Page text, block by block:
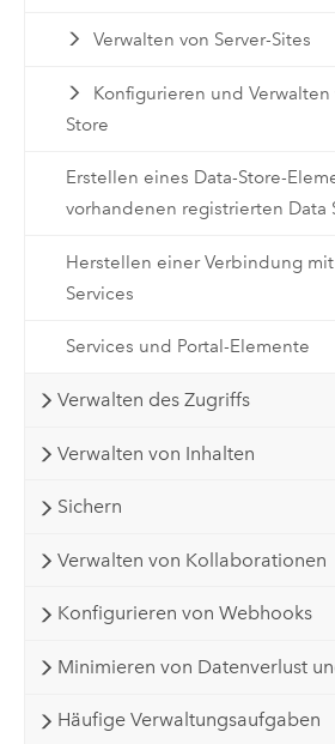
Verwalten von Server-Sites
Konfigurieren und Verwalten
Store
Erstellen eines Data-Store-
vorhandenen registrierten Data
Herstellen einer Verbindung
Services
Services und Portal-Elemente
Verwalten des Zugriffs
Verwalten von Inhalten
Sichern
Verwalten von Kollaborationen
Konfigurieren von Webhooks
Minimieren von Datenverlust
Häufige Verwaltungsaufgaben